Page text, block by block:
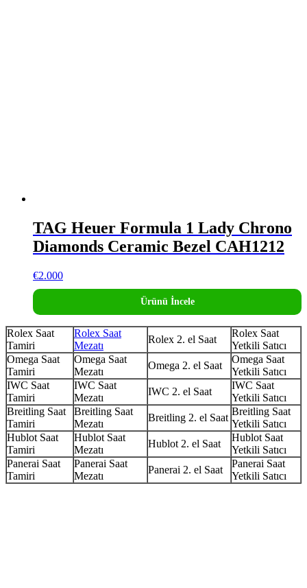
TAG Heuer Formula 1 Lady Chrono
Diamonds Ceramic Bezel CAH1212
€2.000
Ürünü İncele
Rolex Saat
Tamiri
Rolex Saat
Mezatı
Rolex 2. el Saat
Rolex Saat
Yetkili Satıcı
Omega Saat
Tamiri
Omega Saat
Mezatı
Omega 2. el Saat
Omega Saat
Yetkili Satıcı
IWC Saat
Tamiri
IWC Saat
Mezatı
IWC 2. el Saat
IWC Saat
Yetkili Satıcı
Breitling Saat
Tamiri
Breitling Saat
Mezatı
Breitling 2. el Saat
Breitling Saat
Yetkili Satıcı
Hublot Saat
Tamiri
Hublot Saat
Mezatı
Hublot 2. el Saat
Hublot Saat
Yetkili Satıcı
Panerai Saat
Tamiri
Panerai Saat
Mezatı
Panerai 2. el Saat
Panerai Saat
Yetkili Satıcı